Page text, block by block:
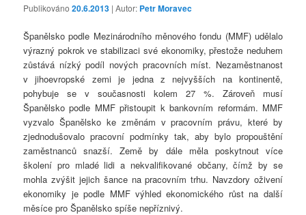
Publikováno20.6.2013 | Autor: Petr Moravec
Španělsko podle Mezinárodního měnového fondu (MMF) udělalo
výrazný pokrok ve stabilizaci své ekonomiky, přestože neduhem
zůstává nízký podíl nových pracovních míst. Nezaměstnanost
v jihoevropské zemi je jedna z nejvyšších na kontinentě,
pohybuje se v současnosti kolem 27 %. Zároveň musí
Španělsko podle MMF přistoupit k bankovním reformám. MMF
vyzvalo Španělsko ke změnám v pracovním právu, které by
zjednodušovalo pracovní podmínky tak, aby bylo propouštění
zaměstnanců snazší. Země by dále měla poskytnout více
školení pro mladé lidi a nekvalifikované občany, čímž by se
mohla zvýšit jejich šance na pracovním trhu. Navzdory oživení
ekonomiky je podle MMF výhled ekonomického růst na další
měsíce pro Španělsko spíše nepříznivý.